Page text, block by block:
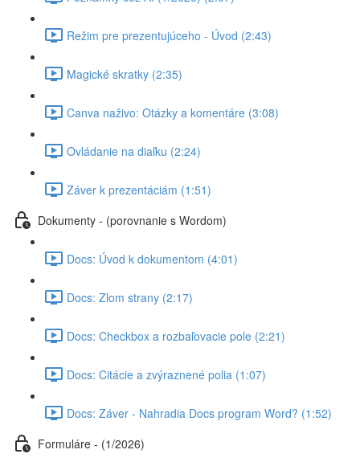
Režim pre prezentujúceho - Úvod (2:43)
Magické skratky (2:35)
Canva naživo: Otázky a komentáre (3:08)
Ovládanie na diaľku (2:24)
Záver k prezentáciám (1:51)
Dokumenty - (porovnanie s Wordom)
Docs: Úvod k dokumentom (4:01)
Docs: Zlom strany (2:17)
Docs: Checkbox a rozbaľovacie pole (2:21)
Docs: Citácie a zvýraznené polia (1:07)
Docs: Záver - Nahradia Docs program Word? (1:52)
Formuláre - (1/2026)